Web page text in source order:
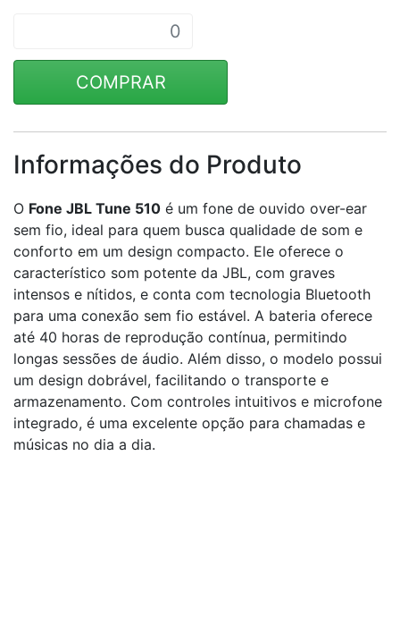
COMPRAR
Informações do Produto
O Fone JBL Tune 510 é um fone de ouvido over-ear
sem fio, ideal para quem busca qualidade de som e
conforto em um design compacto. Ele oferece o
característico som potente da JBL, com graves
intensos e nítidos, e conta com tecnologia Bluetooth
para uma conexão sem fio estável. A bateria oferece
até 40 horas de reprodução contínua, permitindo
longas sessões de áudio. Além disso, o modelo possui
um design dobrável, facilitando o transporte e
armazenamento. Com controles intuitivos e microfone
integrado, é uma excelente opção para chamadas e
músicas no dia a dia.